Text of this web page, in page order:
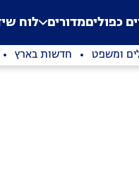
Application error: a
. כפוליםמדורים לוח
ומשפט חדשות בארץ